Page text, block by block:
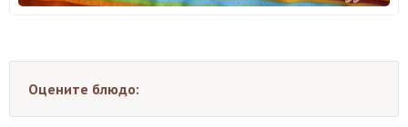
Оцените блюдо: